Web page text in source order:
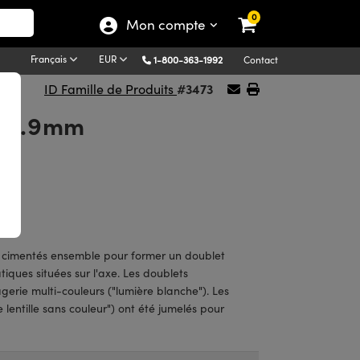
Mon compte 0
Français EUR 1-800-363-1992 Contact
ID Famille de Produits #3473
ensemble pour former un doublet
situées sur l'axe. Les doublets
multi-couleurs ("lumière blanche"). Les
sans couleur") ont été jumelés pour